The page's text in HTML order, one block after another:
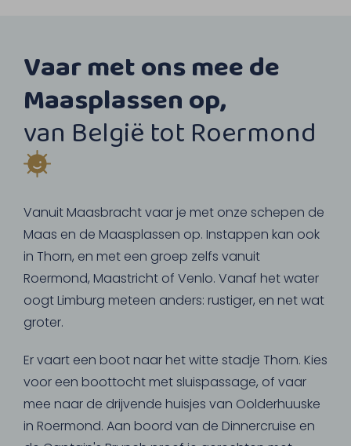
Vaar met ons mee de
Maasplassen op,
van België tot Roermond
Vanuit Maasbracht vaar je met onze schepen de
Maas en de Maasplassen op. Instappen kan ook
in Thorn, en met een groep zelfs vanuit
Roermond, Maastricht of Venlo. Vanaf het water
oogt Limburg meteen anders: rustiger, en net wat
groter.
Er vaart een boot naar het witte stadje Thorn. Kies
voor een boottocht met sluispassage, of vaar
mee naar de drijvende huisjes van Oolderhuuske
in Roermond. Aan boord van de Dinnercruise en